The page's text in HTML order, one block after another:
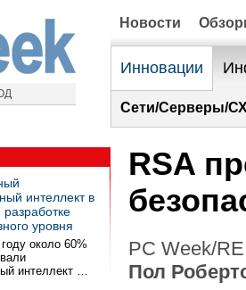
Новости
Инновации
Сети/Серверы/
интеллект в
уровня
около 60%
интеллект …
RSA
PC Week/
Пол